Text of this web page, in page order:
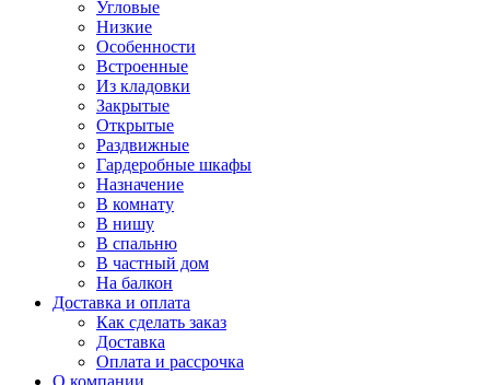
Угловые
Низкие
Особенности
Встроенные
Из кладовки
Закрытые
Открытые
Раздвижные
Гардеробные шкафы
Назначение
В комнату
В нишу
В спальню
В частный дом
На балкон
Доставка и оплата
Как сделать заказ
Доставка
Оплата и рассрочка
О компании